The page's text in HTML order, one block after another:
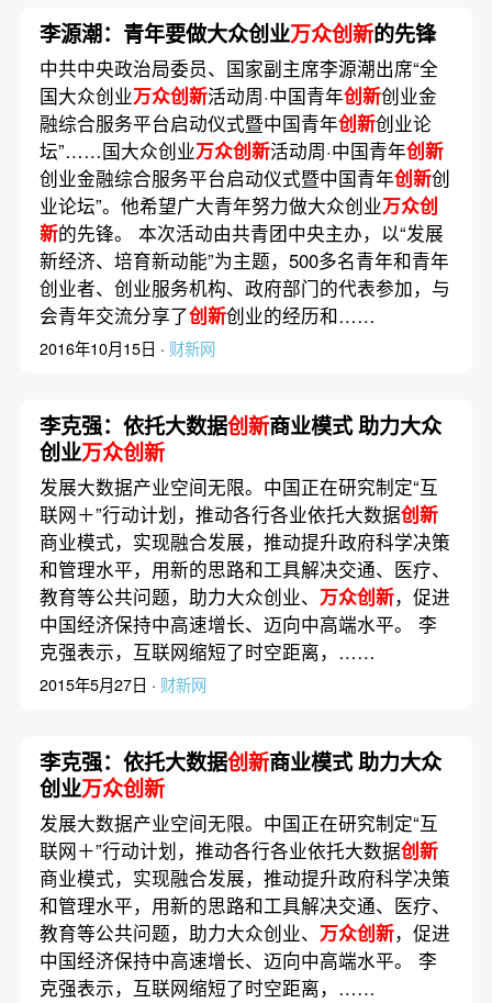
李源潮：青年要做大众创业万众创新的先锋
中共中央政治局委员、国家副主席李源潮出席“全
国大众创业万众创新活动周·中国青年创新创业金
融综合服务平台启动仪式暨中国青年创新创业论
坛”……国大众创业万众创新活动周·中国青年创新
创业金融综合服务平台启动仪式暨中国青年创新创
业论坛”。他希望广大青年努力做大众创业万众创
新的先锋。 本次活动由共青团中央主办，以“发展
新经济、培育新动能”为主题，500多名青年和青年
创业者、创业服务机构、政府部门的代表参加，与
会青年交流分享了创新创业的经历和……
2016年10月15日 · 财新网
李克强：依托大数据创新商业模式 助力大众
创业万众创新
发展大数据产业空间无限。中国正在研究制定“互
联网＋”行动计划，推动各行各业依托大数据创新
商业模式，实现融合发展，推动提升政府科学决策
和管理水平，用新的思路和工具解决交通、医疗、
教育等公共问题，助力大众创业、 万众创新，促进
中国经济保持中高速增长、迈向中高端水平。 李
克强表示，互联网缩短了时空距离，……
2015年5月27日 · 财新网
李克强：依托大数据创新商业模式 助力大众
创业万众创新
发展大数据产业空间无限。中国正在研究制定“互
联网＋”行动计划，推动各行各业依托大数据创新
商业模式，实现融合发展，推动提升政府科学决策
和管理水平，用新的思路和工具解决交通、医疗、
教育等公共问题，助力大众创业、 万众创新，促进
中国经济保持中高速增长、迈向中高端水平。 李
克强表示，互联网缩短了时空距离，……